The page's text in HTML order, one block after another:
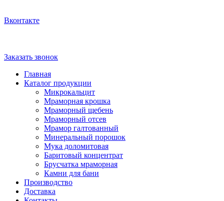
Вконтакте
Заказать звонок
Главная
Каталог продукции
Микрокальцит
Мраморная крошка
Мраморный щебень
Мраморный отсев
Мрамор галтованный
Минеральный порошок
Мука доломитовая
Баритовый концентрат
Брусчатка мраморная
Камни для бани
Производство
Доставка